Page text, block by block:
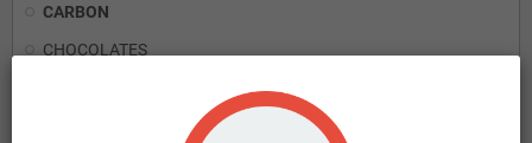
CARBON
CHOCOLATES